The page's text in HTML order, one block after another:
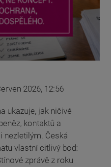
2026, 12:56
ukazuje, jak ničivé
kontaktů a
nezletilým. Česká
vlastní citlivý bod:
zprávě z roku